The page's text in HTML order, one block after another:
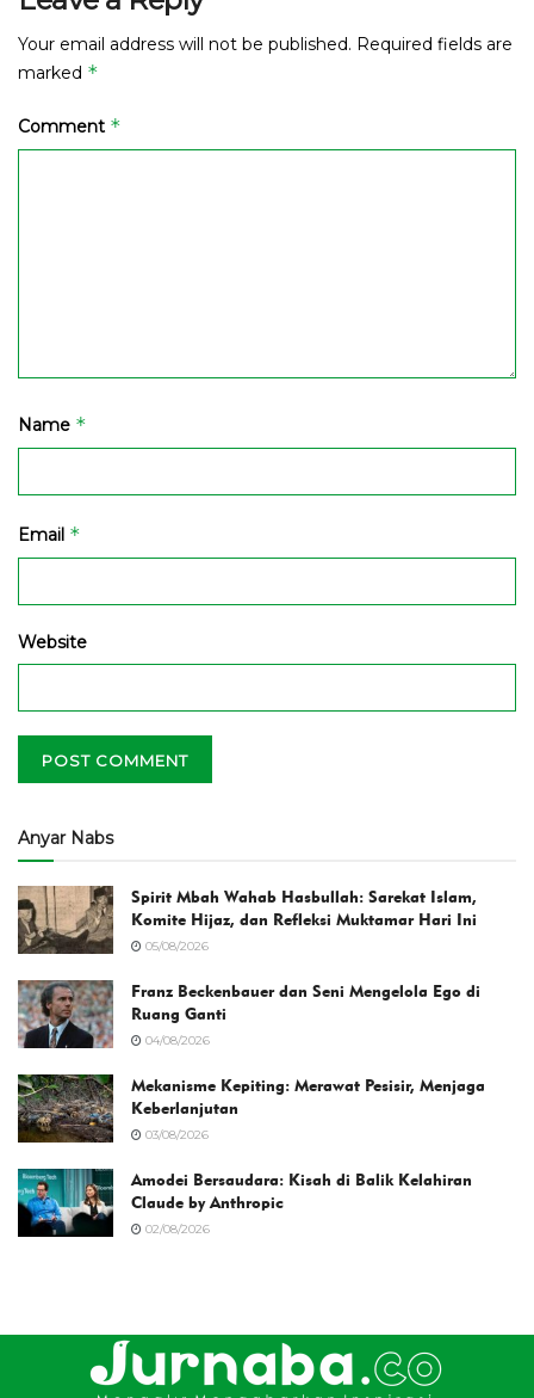
Your email address will not be published. Required fields are
marked *
Comment *
Name *
Email *
Website
Anyar Nabs
Spirit Mbah Wahab Hasbullah: Sarekat Islam,
Komite Hijaz, dan Refleksi Muktamar Hari Ini
05/08/2026
Franz Beckenbauer dan Seni Mengelola Ego di
Ruang Ganti
04/08/2026
Mekanisme Kepiting: Merawat Pesisir, Menjaga
Keberlanjutan
03/08/2026
Amodei Bersaudara: Kisah di Balik Kelahiran
Claude by Anthropic
02/08/2026